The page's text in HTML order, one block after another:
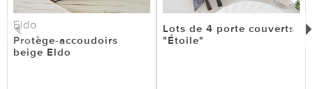
Eldo
Protège-accoudoirs
beige Eldo
Lots de 4 porte couverts
"Étoile"